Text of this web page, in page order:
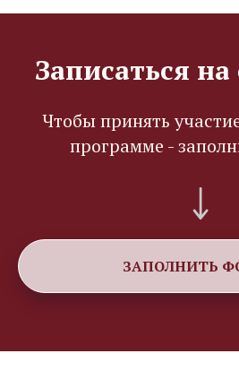
Записаться
Чтобы принять
программе -
ЗАПОЛНИТЬ